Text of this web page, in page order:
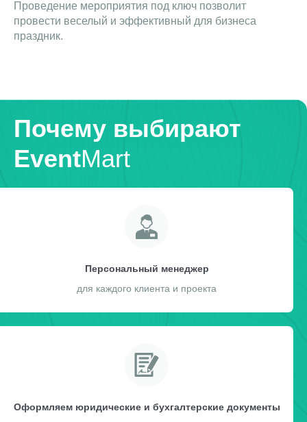
Проведение мероприятия под ключ позволит
провести веселый и эффективный для бизнеса
праздник.
Почему выбирают
EventMart
Персональный менеджер
для каждого клиента и проекта
Оформляем юридические и бухгалтерские документы